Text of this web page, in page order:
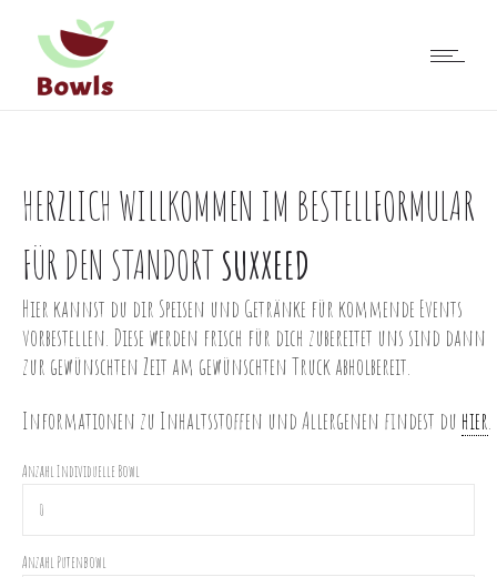
HERZLICH WILLKOMMEN IM BESTELLFORMULAR
FÜR DEN STANDORTSUXXEED
Hier kannst du dir Speisen und Getränke für kommende Events
vorbestellen. Diese werden frisch für dich zubereitet uns sind dann
zur gewünschten Zeit am gewünschten Truck abholbereit.
Informationen zu Inhaltsstoffen und Allergenen findest du hier
Anzahl Individuelle Bowl
Anzahl Putenbowl